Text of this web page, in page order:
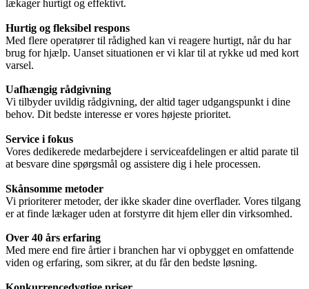
lækager hurtigt og effektivt.
Hurtig og fleksibel respons
Med flere operatører til rådighed kan vi reagere hurtigt, når du har
brug for hjælp. Uanset situationen er vi klar til at rykke ud med kort
varsel.
Uafhængig rådgivning
Vi tilbyder uvildig rådgivning, der altid tager udgangspunkt i dine
behov. Dit bedste interesse er vores højeste prioritet.
Service i fokus
Vores dedikerede medarbejdere i serviceafdelingen er altid parate til
at besvare dine spørgsmål og assistere dig i hele processen.
Skånsomme metoder
Vi prioriterer metoder, der ikke skader dine overflader. Vores tilgang
er at finde lækager uden at forstyrre dit hjem eller din virksomhed.
Over 40 års erfaring
Med mere end fire årtier i branchen har vi opbygget en omfattende
viden og erfaring, som sikrer, at du får den bedste løsning.